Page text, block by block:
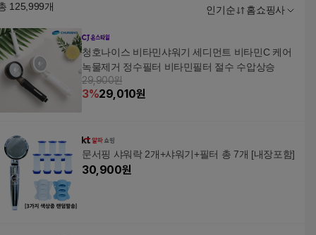
125,999개 인기순 홈쇼핑사
청호나이스 비타민샤워기 세디먼트 비타민C 케어
녹물제거 정수필터 비타민필터 절수 수압상승
29,900원
3%29,010원
문서핑 샤워락 2개+샤워기+필터 총 7개 [내장포함]
30,900원